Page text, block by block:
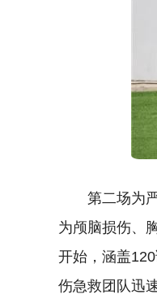
第二场为
为颅脑损伤、
开始，涵盖
伤急救团队迅